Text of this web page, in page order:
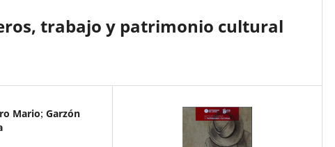
trabajo y patrimonio cultural
Mario; Garzón